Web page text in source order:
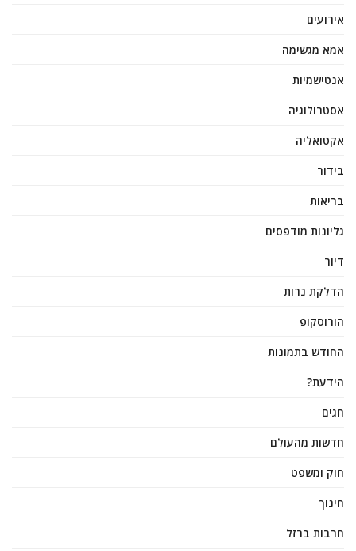
אירועים
אמא מגשימה
אנטישמיות
אסטרולוגיה
אקטואליה
בידור
בריאות
גליונות מודפסים
דיור
הדלקת נרות
הורוסקופ
החודש בתמונות
הידעת?
חגים
חדשות מהעולם
חוק ומשפט
חינוך
חרבות ברזל